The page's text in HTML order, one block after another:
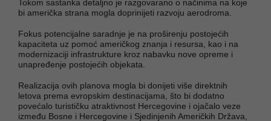
Tokom sastanka detaljno je razgovarano o načinima na koje
bi američka strana mogla doprinijeti razvoju aerodroma.
Fokus potencijalne saradnje je na proširenju postojećih
kapaciteta uz pomoć američkog znanja i resursa, kao i na
modernizaciji infrastrukture kroz nabavku nove opreme i
unapređenje postojećih objekata.
Realizacija ovih planova mogla bi donijeti više direktnih
letova prema evropskim destinacijama, što bi dodatno
povećalo turističku atraktivnost Hercegovine i ojačalo veze
između Bosne i Hercegovine i Sjedinjenih Američkih Država,